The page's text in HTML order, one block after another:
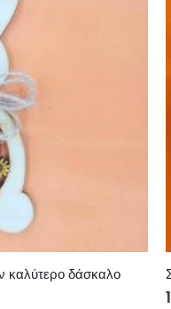
καλύτερο δάσκαλο